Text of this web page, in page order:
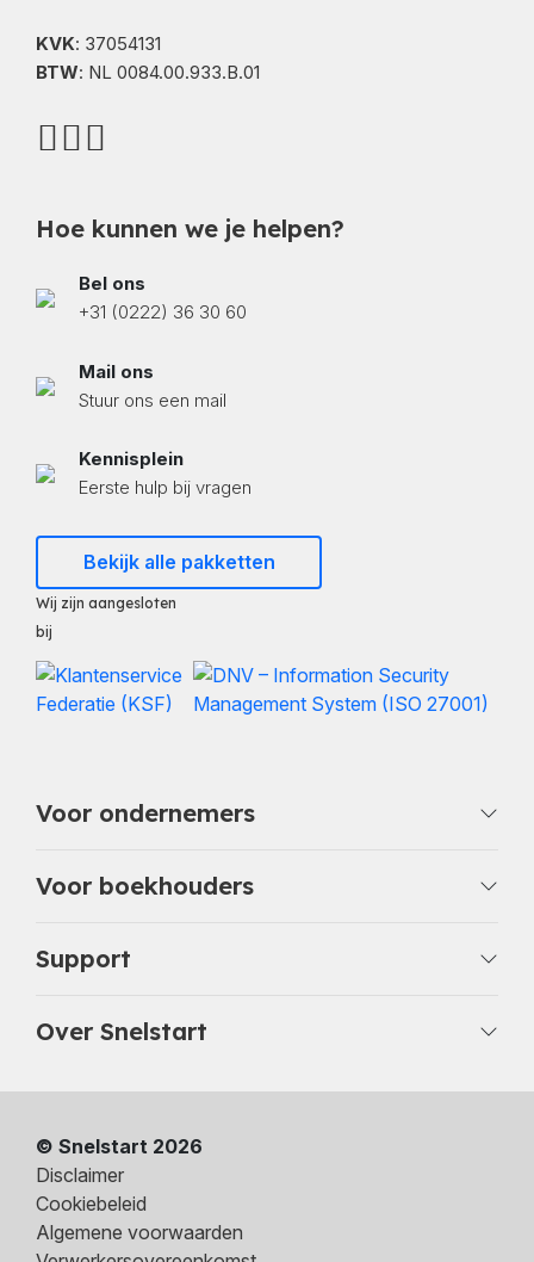
KVK: 37054131
BTW: NL 0084.00.933.B.01
Hoe kunnen we je helpen?
Bel ons
+31 (0222) 36 30 60
Mail ons
Stuur ons een mail
Kennisplein
Eerste hulp bij vragen
Bekijk alle pakketten
Wij zijn aangesloten
bij
Voor ondernemers
Voor boekhouders
Support
Over Snelstart
© Snelstart 2026
Disclaimer
Cookiebeleid
Algemene voorwaarden